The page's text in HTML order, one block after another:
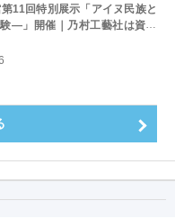
11回特別展示「アイヌ民族と
―」開催｜乃村工藝社は資料
ィックデザインを担当